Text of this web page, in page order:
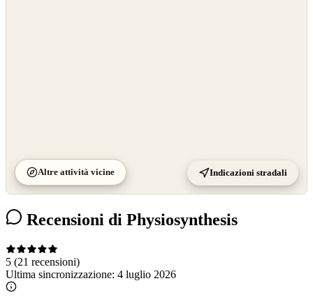
Altre attività vicine Indicazioni stradali
Recensioni di Physiosynthesis
5 (21 recensioni)
Ultima sincronizzazione: 4 luglio 2026